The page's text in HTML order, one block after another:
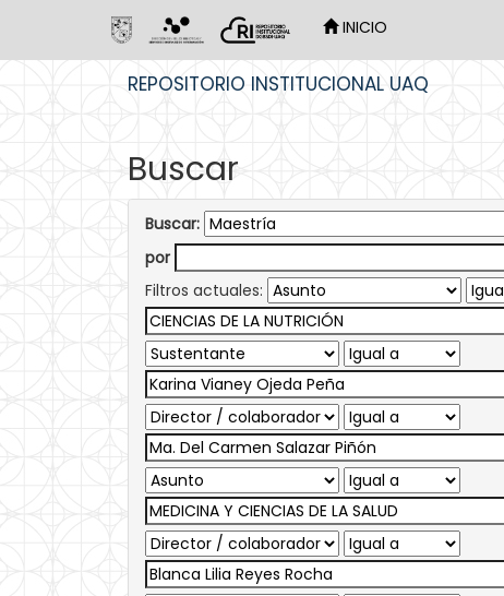
INICIO
REPOSITORIO INSTITUCIONAL UAQ
Buscar
Buscar:
por
Filtros actuales: